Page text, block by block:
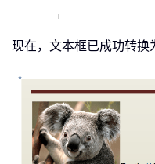
现在，文本框已成功转换